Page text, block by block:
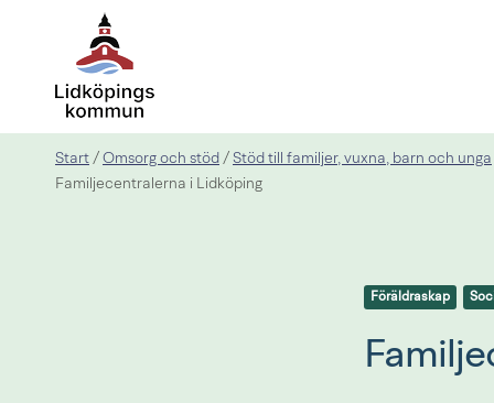
Start / Omsorg och stöd / Stöd till familjer, vuxna, barn och unga
Familjecentralerna i Lidköping
Föräldraskap